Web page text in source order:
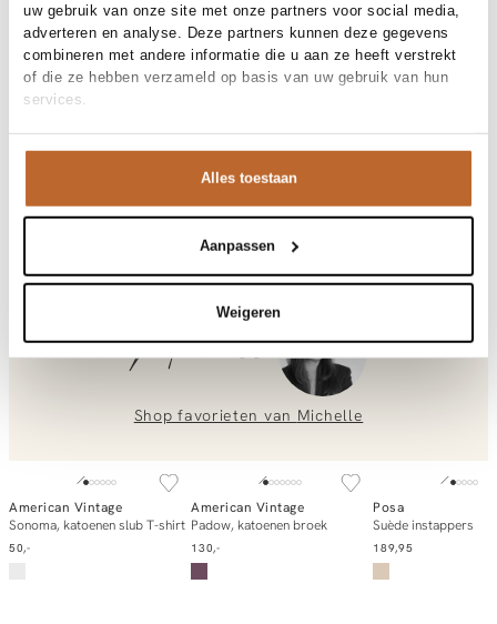
uw gebruik van onze site met onze partners voor social media,
adverteren en analyse. Deze partners kunnen deze gegevens
combineren met andere informatie die u aan ze heeft verstrekt
of die ze hebben verzameld op basis van uw gebruik van hun
services.
Alles toestaan
Aanpassen
Weigeren
Fabric
Fabric: 100% cotton
Materiaal
Katoen
Reiniging
30°C machine wash
Maat en pasvorm
Maatadvies
Deze maat valt normaal
Pasvorm
Productdetails
PADOW
Variantnummer
00019673
Variantnaam
AUBURN VINTAGE
00019673
Patroon
Effen
Knoopsluiting
Padow, katoenen blouse
Bij Orangebag ontvang je gratis verzending vanaf €99. Alle
bestellingen worden verzonden met een track & trace-code,
zodat je jouw pakket altijd kunt volgen. Bestel je voor 21:45
verzonden!
het plaatsen van een bestelling? Onze klantenservice staat
of bel ons op
0851 303631
(ma-vr: 09:00u-17:00u)
Shop the look
Michelle
Shop favorieten van Michelle
In winkelmand
American Vintage
Sonoma, katoenen slub T-shirt
50,-
In winkelmand
American Vintage
Padow, katoenen broek
130,-
In
Posa
Suède instappers
189,95